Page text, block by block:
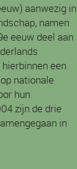
aanwezig in
namen
eeuw deel aan
een
nationale
hun
zijn de drie
in